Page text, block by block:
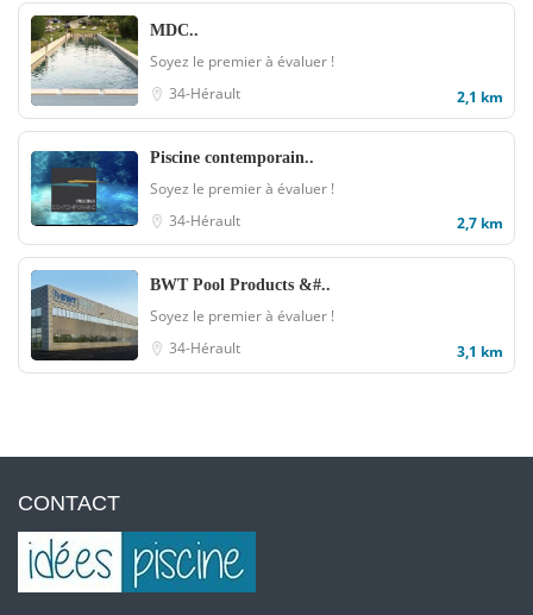
MDC..
Soyez le premier à évaluer !
34-Hérault
2,1 km
Piscine contemporain..
Soyez le premier à évaluer !
34-Hérault
2,7 km
BWT Pool Products &#..
Soyez le premier à évaluer !
34-Hérault
3,1 km
CONTACT